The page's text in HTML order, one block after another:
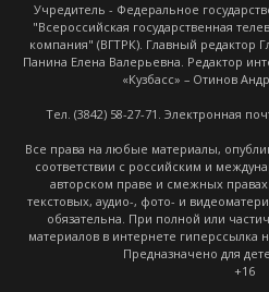
Учредитель - Федеральное
"Всероссийская государственная
компания" (ВГТРК). Главный редактор
Панина Елена Валерьевна. Редактор
«Кузбасс» – Отинов
Тел. (3842) 58-27-71. Электронная
Все права на любые материалы,
соответствии с российским и
авторском праве и смежных
текстовых, аудио-, фото- и
обязательна. При полной или
материалов в интернете гиперссылка
Предназначено для
+16